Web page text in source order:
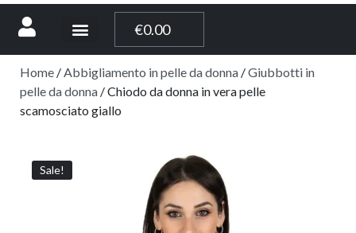
€0.00
Home /Abbigliamento in pelle da donna /Giubbotti in
pelle da donna / Chiodo da donna in vera pelle
scamosciato giallo
Sale!